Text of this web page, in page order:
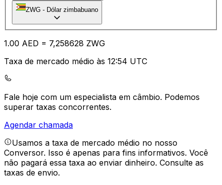
ZWG - Dólar zimbabuano
1.00 AED = 7,258628 ZWG
Taxa de mercado médio às 12:54 UTC
Fale hoje com um especialista em câmbio. Podemos
superar taxas concorrentes.
Agendar chamada
Usamos a taxa de mercado médio no nosso
Conversor. Isso é apenas para fins informativos. Você
não pagará essa taxa ao enviar dinheiro. Consulte as
taxas de envio.